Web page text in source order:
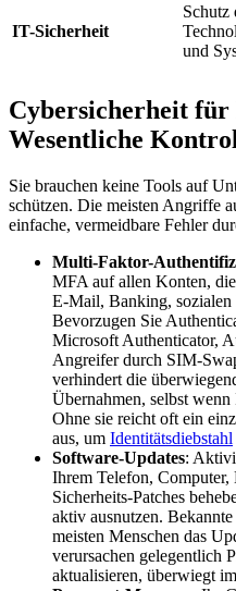
IT-Sicherheit
Schutz
und
Cybersicherheit für
Wesentliche
Sie brauchen keine Tools auf
schützen. Die meisten Angriffe
einfache, vermeidbare Fehler
Multi-Faktor-
MFA auf allen Konten,
E-Mail, Banking, sozialen
Bevorzugen Sie
Microsoft Authenticator,
Angreifer durch SIM-
verhindert die
Übernahmen, selbst
Ohne sie reicht oft ein
aus, um Identitätsdiebstahl
Software-Updates:
Ihrem Telefon,
Sicherheits-Patches
aktiv ausnutzen.
meisten Menschen das
verursachen gelegentlich
aktualisieren, überwiegt